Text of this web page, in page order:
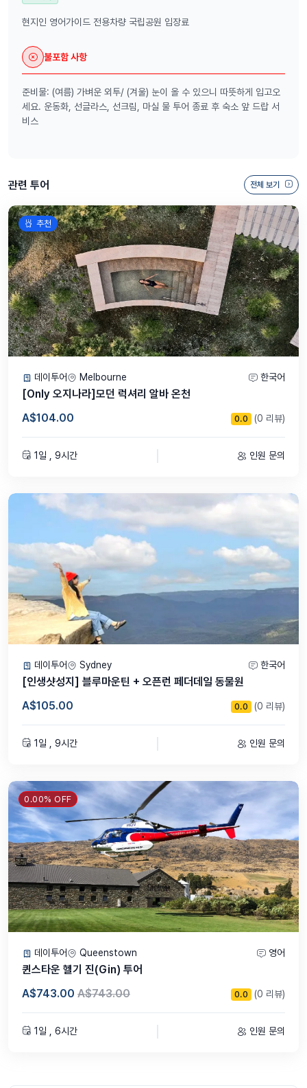
현지인 영어가이드 전용차량 국립공원 입장료
불포함 사항
준비물: (여름) 가벼운 외투/ (겨울) 눈이 올 수 있으니 따뜻하게 입고오
세요. 운동화, 선글라스, 선크림, 마실 물 투어 종료 후 숙소 앞 드랍 서
비스
관련 투어 전체 보기
추천
데이투어 Melbourne 한국어
[Only 오지나라]모던 럭셔리 알바 온천
A$104.00
0.0 (0 리뷰)
1일 , 9시간 인원 문의
데이투어 Sydney 한국어
[인생샷성지] 블루마운틴 + 오픈런 페더데일 동물원
A$105.00
0.0 (0 리뷰)
1일 , 9시간 인원 문의
0.00% OFF
데이투어 Queenstown 영어
퀸스타운 헬기 진(Gin) 투어
A$743.00 A$743.00 0.0 (0 리뷰)
1일 , 6시간 인원 문의